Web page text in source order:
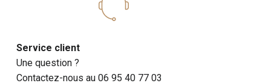
Service client
Une question ?
Contactez-nous au 06 95 40 77 03